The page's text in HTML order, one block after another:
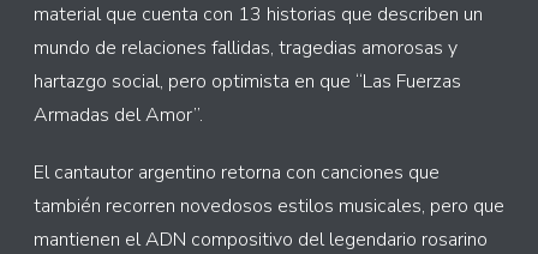
material que cuenta con 13 historias que describen un
mundo de relaciones fallidas, tragedias amorosas y
hartazgo social, pero optimista en que “Las Fuerzas
Armadas del Amor”.
El cantautor argentino retorna con canciones que
también recorren novedosos estilos musicales, pero que
mantienen el ADN compositivo del legendario rosarino